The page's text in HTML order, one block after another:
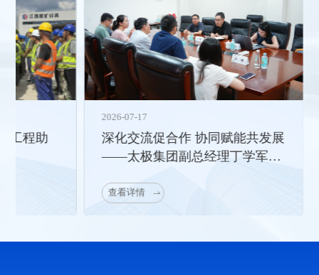
工程助
2026-07-17
深化交流促合作 协同赋能共发展
——太极集团副总经理丁学军一
查看详情